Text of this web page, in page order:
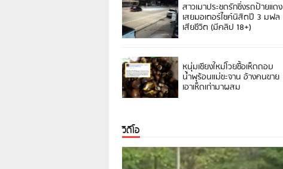
สาวเมาประชดรักซิ่งรถป้ายแดง
เสยมอเตอร์ไซค์นิสิตปี 3 มฟล
เสียชีวิต (มีคลิป 18+)
หนุ่มเชียงใหม่โวยซื้อเห็ดถอบ
น้ำพุร้อนแม่ขะจาน อ้างคนขาย
เอาเห็ดเก่ามาผสม
วิดีโอ